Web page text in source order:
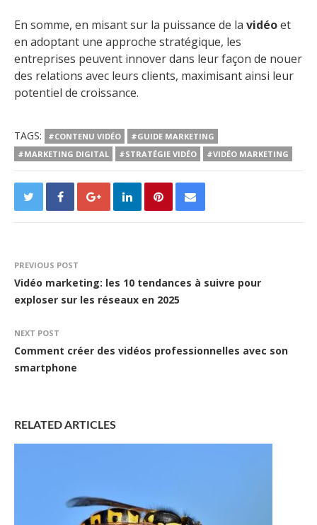
En somme, en misant sur la puissance de la vidéoet
en adoptant une approche stratégique, les
entreprises peuvent innover dans leur façon de nouer
des relations avec leurs clients, maximisant ainsi leur
potentiel de croissance.
TAGS: #CONTENU VIDÉO
#GUIDE MARKETING
#MARKETING DIGITAL
#STRATÉGIE VIDÉO #VIDÉO MARKETING
PREVIOUS POST
Vidéo marketing: les 10 tendances à suivre pour
exploser sur les réseaux en 2025
NEXT POST
Comment créer des vidéos professionnelles avec son
smartphone
RELATED ARTICLES